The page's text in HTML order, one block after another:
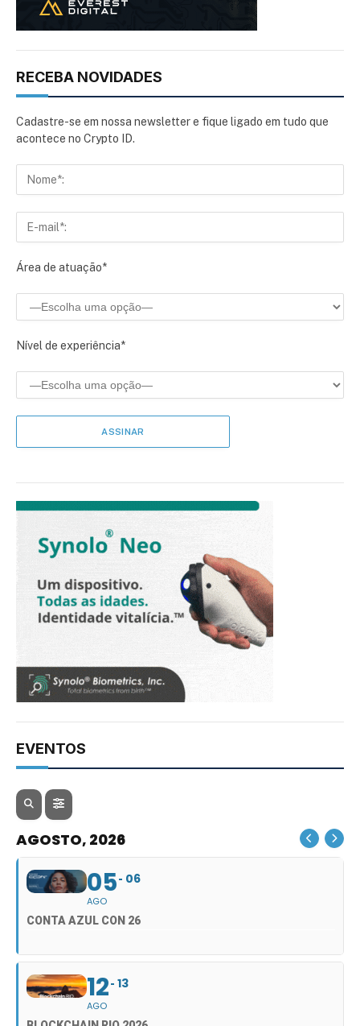
RECEBA NOVIDADES
Cadastre-se em nossa newsletter e fique ligado em tudo que
acontece no Crypto ID.
Área de atuação*
Nível de experiência*
EVENTOS
AGOSTO, 2026
05
AGO
06
CONTA AZUL CON 26
12
AGO
13